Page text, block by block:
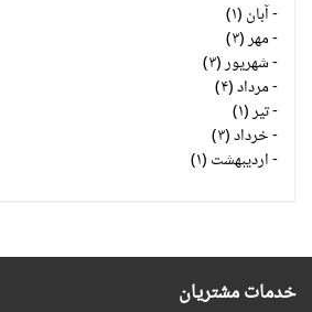
-آبان (۱)
-مهر (۳)
-شهریور (۳)
-مرداد (۴)
-تیر (۱)
-خرداد (۳)
-اردیبهشت (۱)
خدمات مشتریان